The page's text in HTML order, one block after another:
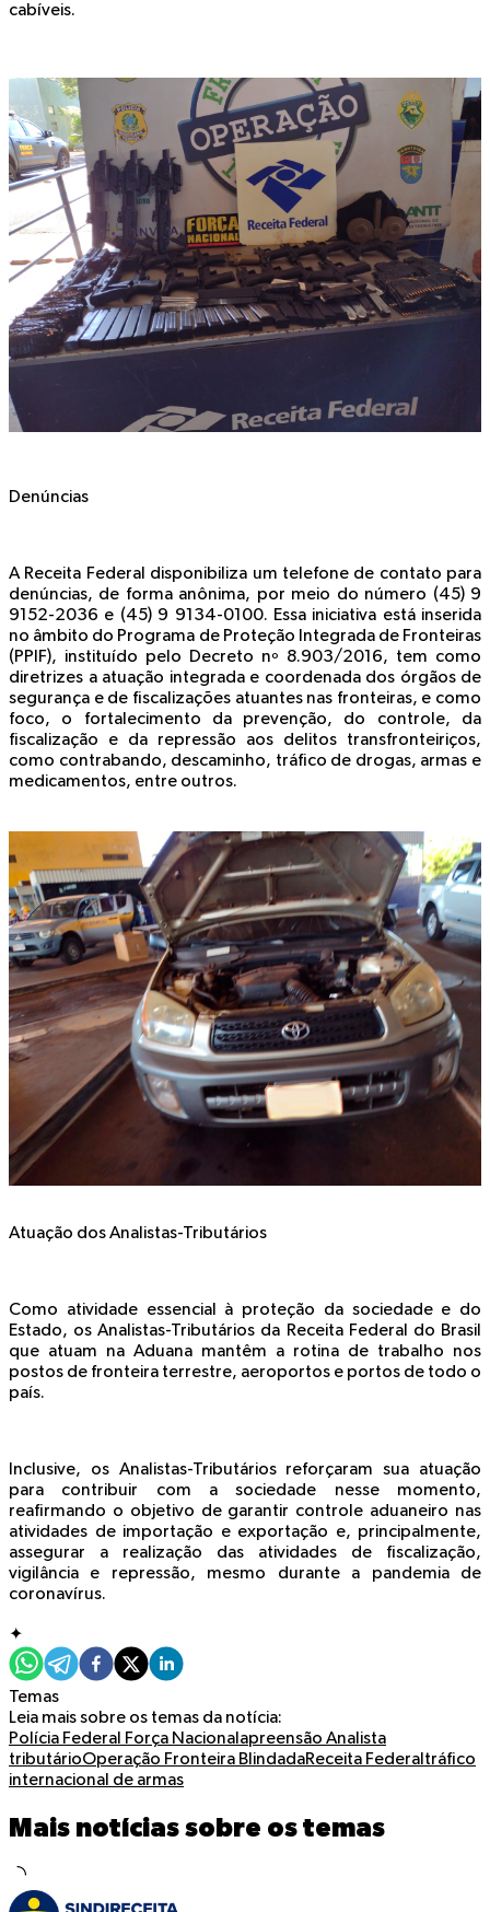
cabíveis.
Denúncias
A Receita Federal disponibiliza um telefone de contato para
denúncias, de forma anônima, por meio do número (45) 9
9152-2036 e (45) 9 9134-0100. Essa iniciativa está inserida
no âmbito do Programa de Proteção Integrada de Fronteiras
(PPIF), instituído pelo Decreto nº 8.903/2016, tem como
diretrizes a atuação integrada e coordenada dos órgãos de
segurança e de fiscalizações atuantes nas fronteiras, e como
foco, o fortalecimento da prevenção, do controle, da
fiscalização e da repressão aos delitos transfronteiriços,
como contrabando, descaminho, tráfico de drogas, armas e
medicamentos, entre outros.
Atuação dos Analistas-Tributários
Como atividade essencial à proteção da sociedade e do
Estado, os Analistas-Tributários da Receita Federal do Brasil
que atuam na Aduana mantêm a rotina de trabalho nos
postos de fronteira terrestre, aeroportos e portos de todo o
país.
Inclusive, os Analistas-Tributários reforçaram sua atuação
para contribuir com a sociedade nesse momento,
reafirmando o objetivo de garantir controle aduaneiro nas
atividades de importação e exportação e, principalmente,
assegurar a realização das atividades de fiscalização,
vigilância e repressão, mesmo durante a pandemia de
coronavírus.
✦
Temas
Leia mais sobre os temas da notícia:
Polícia Federal Força Nacional apreensão Analista
tributárioOperação Fronteira BlindadaReceita Federal tráfico
internacional de armas
Mais notícias sobre os temas